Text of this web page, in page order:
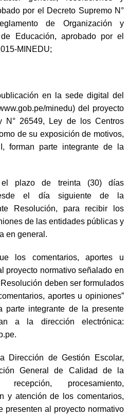
por el Decreto Supremo N°
de Organización y
Educación, aprobado por el
MINEDU;
en la sede digital del
minedu) del proyecto
N° 26549, Ley de los Centros
de su exposición de motivos,
forman parte integrante de la
el plazo de treinta (30) días
el día siguiente de la
Resolución, para recibir los
de las entidades públicas y
en general.
los comentarios, aportes u
proyecto normativo señalado en
deben ser formulados
aportes u opiniones”
parte integrante de la presente
a la dirección electrónica:
Dirección de Gestión Escolar,
General de Calidad de la
procesamiento,
y atención de los comentarios,
presenten al proyecto normativo